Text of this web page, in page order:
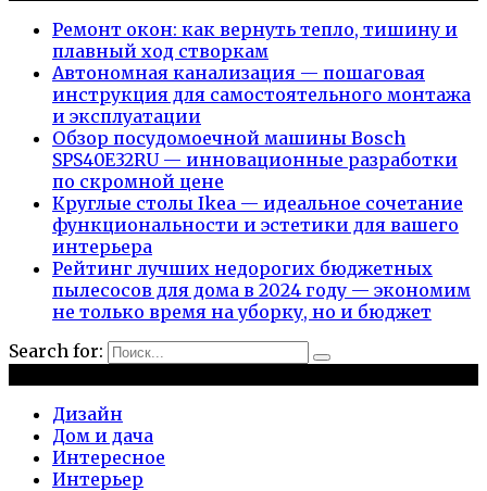
Ремонт окон: как вернуть тепло, тишину и
плавный ход створкам
Автономная канализация — пошаговая
инструкция для самостоятельного монтажа
и эксплуатации
Обзор посудомоечной машины Bosch
SPS40E32RU — инновационные разработки
по скромной цене
Круглые столы Ikea — идеальное сочетание
функциональности и эстетики для вашего
интерьера
Рейтинг лучших недорогих бюджетных
пылесосов для дома в 2024 году — экономим
не только время на уборку, но и бюджет
Search for:
Дизайн
Дом и дача
Интересное
Интерьер